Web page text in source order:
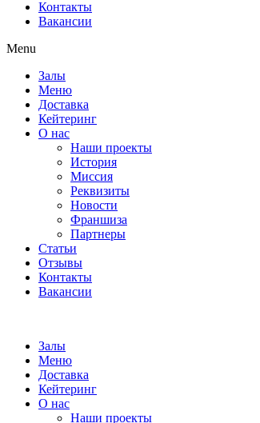
Контакты
Вакансии
Menu
Залы
Меню
Доставка
Кейтеринг
О нас
Наши проекты
История
Миссия
Реквизиты
Новости
Франшиза
Партнеры
Статьи
Отзывы
Контакты
Вакансии
Залы
Меню
Доставка
Кейтеринг
О нас
Наши проекты